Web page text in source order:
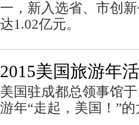
一，新入选省、市创
达1.02亿元。
2015美国旅游年
美国驻成都总领事馆
游年“走起，美国！”的